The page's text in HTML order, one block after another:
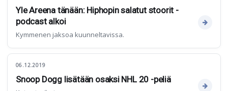
Yle Areena tänään: Hiphopin salatut stoorit -
podcast alkoi
Kymmenen jaksoa kuunneltavissa.
06.12.2019
Snoop Dogg lisätään osaksi NHL 20 -peliä